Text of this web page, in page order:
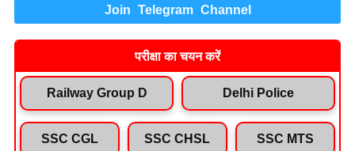
Join Telegram Channel
परीक्षा का चयन करें
Railway Group D Delhi Police
SSC CGL SSC CHSL SSC MTS